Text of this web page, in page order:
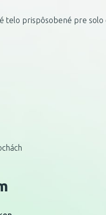
telo prispôsobené pre